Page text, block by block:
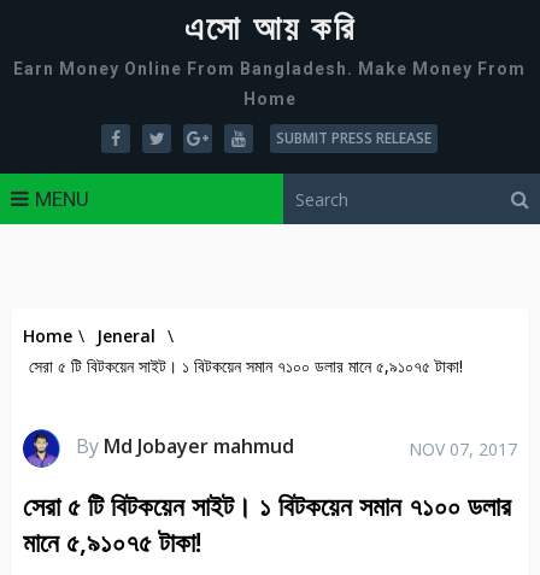
এসো আয় করি
Earn Money Online From Bangladesh. Make Money From
Home
SUBMIT PRESS RELEASE
MENU
Home \ Jeneral \
সেরা ৫ টি বিটকয়েন সাইট। ১ বিটকয়েন সমান ৭১০০ ডলার মানে ৫,৯১০৭৫ টাকা!
By Md Jobayer mahmud NOV 07, 2017
সেরা ৫ টি বিটকয়েন সাইট। ১ বিটকয়েন সমান ৭১০০ ডলার
মানে ৫,৯১০৭৫ টাকা!